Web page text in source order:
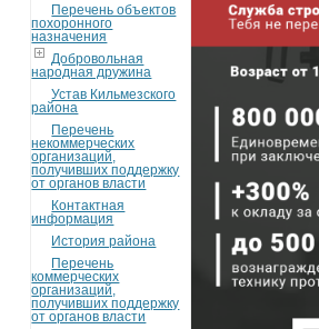
Перечень объектов
похоронного
назначения
Добровольная
народная дружина
Устав Кильмезского
района
Перечень
некоммерческих
организаций,
получивших поддержку
от органов власти
Контактная
информация
История района
Перечень
коммерческих
организаций,
получивших поддержку
от органов власти